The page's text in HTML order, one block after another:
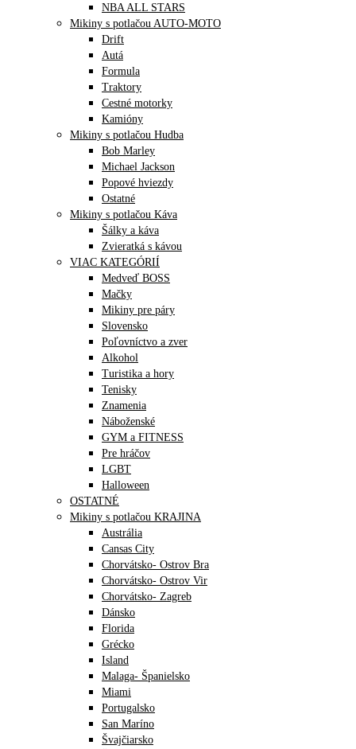
NBA ALL STARS
Mikiny s potlačou AUTO-MOTO
Drift
Autá
Formula
Traktory
Cestné motorky
Kamióny
Mikiny s potlačou Hudba
Bob Marley
Michael Jackson
Popové hviezdy
Ostatné
Mikiny s potlačou Káva
Šálky a káva
Zvieratká s kávou
VIAC KATEGÓRIÍ
Medveď BOSS
Mačky
Mikiny pre páry
Slovensko
Poľovníctvo a zver
Alkohol
Turistika a hory
Tenisky
Znamenia
Náboženské
GYM a FITNESS
Pre hráčov
LGBT
Halloween
OSTATNÉ
Mikiny s potlačou KRAJINA
Austrália
Cansas City
Chorvátsko- Ostrov Bra
Chorvátsko- Ostrov Vir
Chorvátsko- Zagreb
Dánsko
Florida
Grécko
Island
Malaga- Španielsko
Miami
Portugalsko
San Maríno
Švajčiarsko